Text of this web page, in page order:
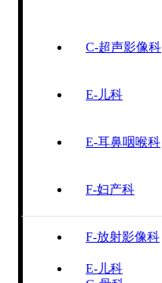
C-超声影像科
E-儿科
E-耳鼻咽喉科
F-妇产科
F-放射影像科
E-儿科